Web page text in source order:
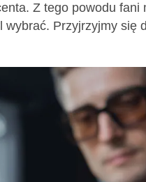
Z tego powodu fani
Przyjrzyjmy się